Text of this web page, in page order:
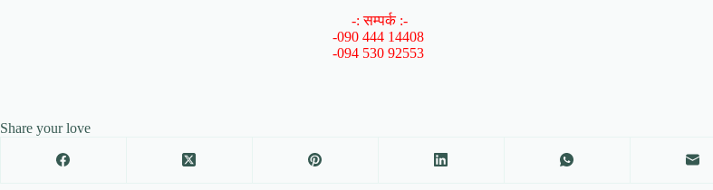
-: सम्पर्क :-
-090 444 14408
-094 530 92553
Share your love